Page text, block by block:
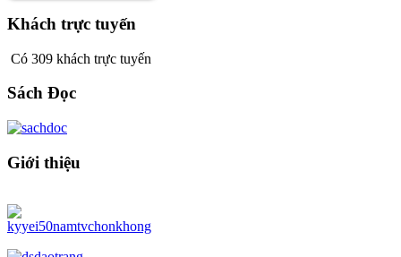
Khách trực tuyến
Có 309 khách trực tuyến
Sách Đọc
Giới thiệu